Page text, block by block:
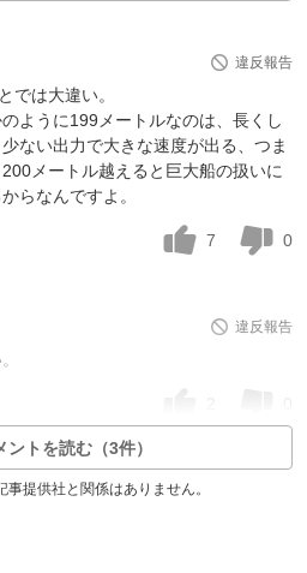
違反報告
では大違い。
ように199メートルなのは、長くし
ない出力で大きな速度が出る、つま
メートル越えると巨大船の扱いに
らなんですよ。
7 0
違反報告
ントを読む（3件）
提供社と関係はありません。